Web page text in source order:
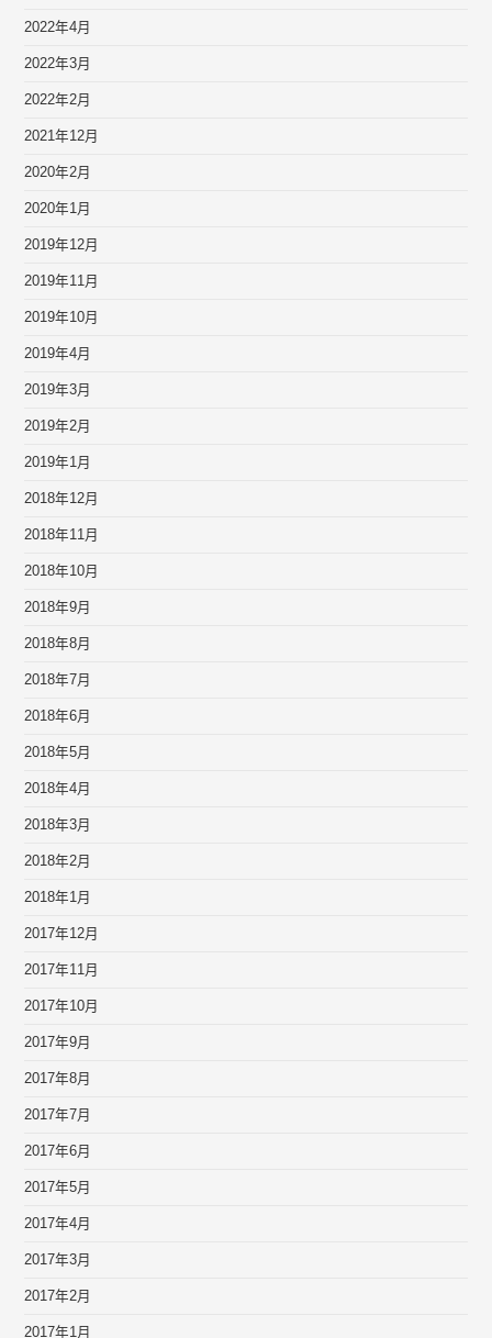
2022年4月
2022年3月
2022年2月
2021年12月
2020年2月
2020年1月
2019年12月
2019年11月
2019年10月
2019年4月
2019年3月
2019年2月
2019年1月
2018年12月
2018年11月
2018年10月
2018年9月
2018年8月
2018年7月
2018年6月
2018年5月
2018年4月
2018年3月
2018年2月
2018年1月
2017年12月
2017年11月
2017年10月
2017年9月
2017年8月
2017年7月
2017年6月
2017年5月
2017年4月
2017年3月
2017年2月
2017年1月